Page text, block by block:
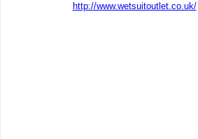
http://www.wetsuitoutlet.co.uk/